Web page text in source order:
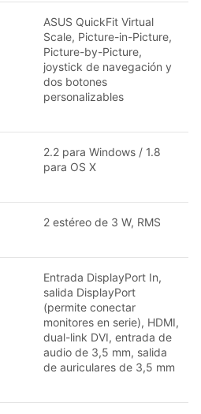
ASUS QuickFit Virtual
Scale, Picture-in-Picture,
Picture-by-Picture,
joystick de navegación y
dos botones
personalizables
2.2 para Windows / 1.8
para OS X
2 estéreo de 3 W, RMS
Entrada DisplayPort In,
salida DisplayPort
(permite conectar
monitores en serie), HDMI,
dual-link DVI, entrada de
audio de 3,5 mm, salida
de auriculares de 3,5 mm